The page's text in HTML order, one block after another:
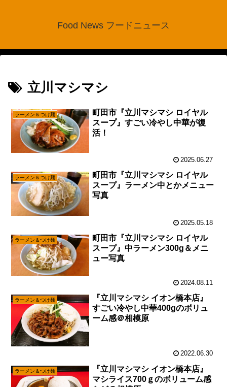
Food News フードニュース
立川マシマシ
ラーメン＆つけ麺
町田市『立川マシマシ ロイヤル
スープ』すごい冷やし中華が復
活！
2025.06.27
ラーメン＆つけ麺
町田市『立川マシマシ ロイヤル
スープ』ラーメン中とかメニュー
写真
2025.05.18
ラーメン＆つけ麺
町田市『立川マシマシ ロイヤル
スープ』中ラーメン300g＆メニ
ュー写真
2024.08.11
ラーメン＆つけ麺
『立川マシマシ イオン橋本店』
すごい冷やし中華400gのボリュ
ーム感＠相模原
2022.06.30
ラーメン＆つけ麺
『立川マシマシ イオン橋本店』
マシライス700ｇのボリューム感